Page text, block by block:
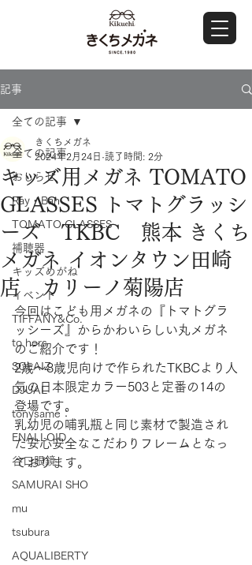
記事
全ての記事
おしらせ
Ray・Ban
TOMATO GLASSES
補聴器
キッズめがね
イベント
TIFFANY&Co.
to hers
SOLAIZ
DJUAL
tonysame：
ENALLOID
谷口眼鏡
SAMURAI SHO
mu
tsubura
AQUALIBERTY
全ての記事
キッズ用メガネ TOMATO
GLASSES トマトグラッシ
ーズ TKBC 熊本 きくち
メガネ イオンタウン田崎
店 カリーノ菊陽店
きくちメガネ
2024年2月24日 読了時間: 2分
今回はこども用メガネの『トマトグラ
ッシーズ』からかわいらしい丸メガネ
のご紹介です！
2歳～8歳児向けで作られたTKBCより人
気の日本限定カラー503と定番の14の
登場です。
乳幼児の哺乳瓶と同じ素材で製造され
た安心安全なこだわりフレームとなっ
ております。